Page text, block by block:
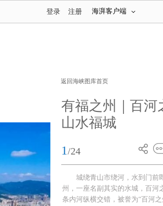
海湃客户端
登录 注册
返回海峡图库首页
有福之州｜百河
山水福城
1 /24
城绕青山市绕河，水到门前
州，一座名副其实的水城，百河
条内河纵横交错，被誉为“百河